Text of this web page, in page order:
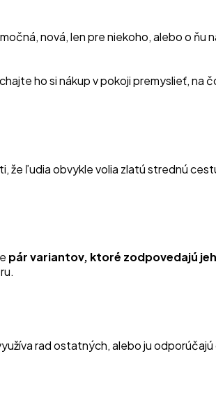
nová, len pre niekoho, alebo o ňu
ho si nákup v pokoji premyslieť, na
že ľudia obvykle volia zlatú strednú
pár variantov, ktoré zodpovedajú
rad ostatných, alebo ju odporúčajú